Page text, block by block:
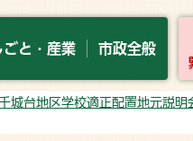
ごと・産業 市政全般
城台地区学校適正配置地元説明